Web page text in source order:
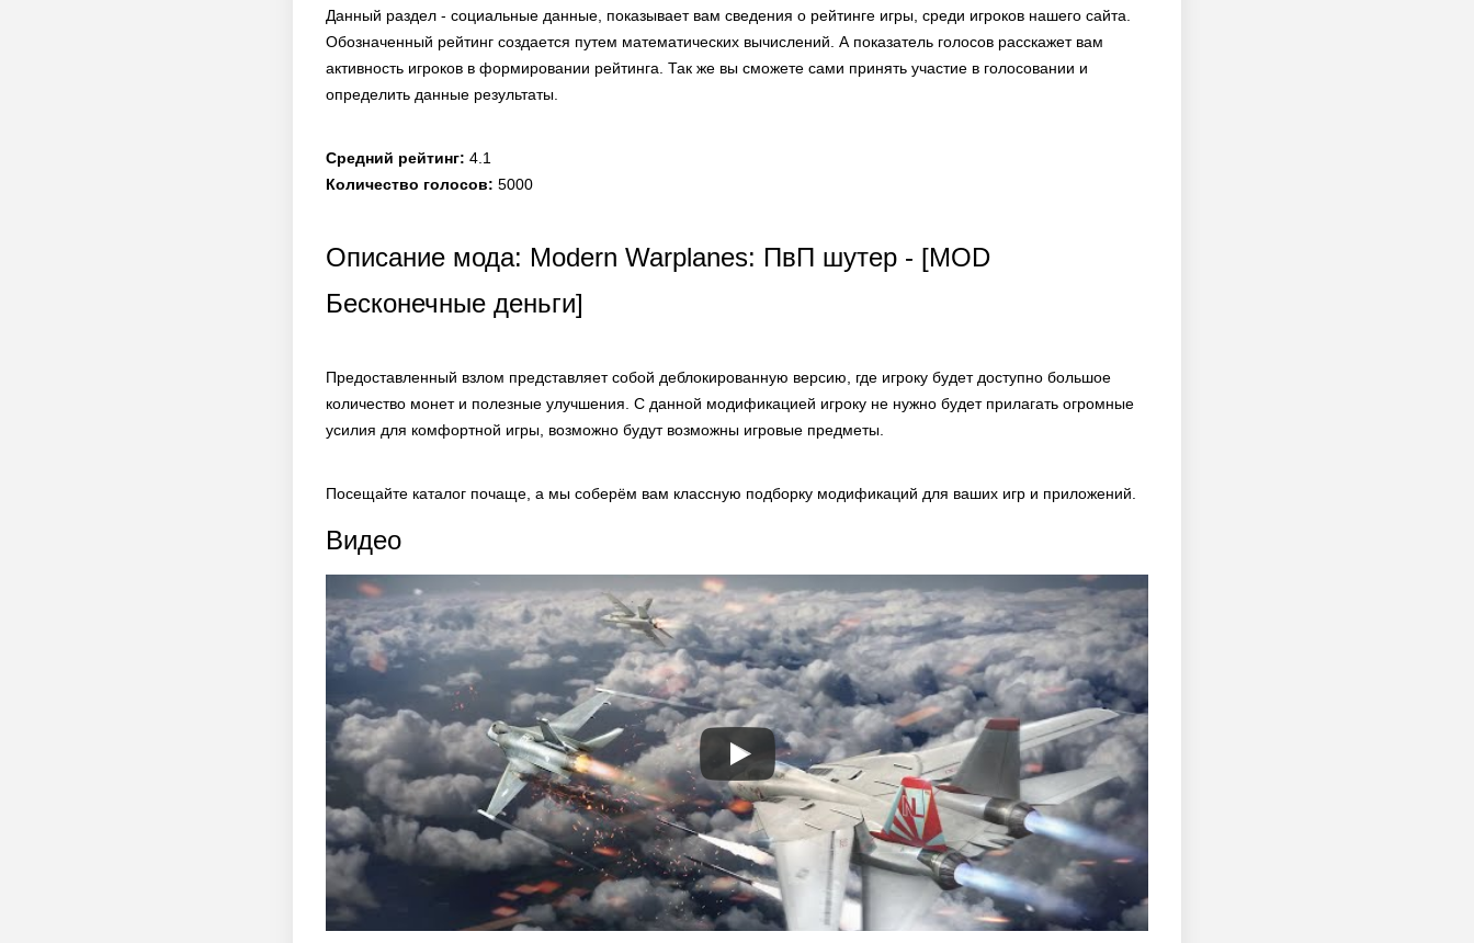
Данный раздел - социальные данные, показывает вам сведения о рейтинге игры, среди игроков нашего сайта.
Обозначенный рейтинг создается путем математических вычислений. А показатель голосов расскажет вам
активность игроков в формировании рейтинга. Так же вы сможете сами принять участие в голосовании и
определить данные результаты.
Средний рейтинг: 4.1
Количество голосов: 5000
Описание мода: Modern Warplanes: ПвП шутер - [MOD
Бесконечные деньги]
Предоставленный взлом представляет собой деблокированную версию, где игроку будет доступно большое
количество монет и полезные улучшения. С данной модификацией игроку не нужно будет прилагать огромные
усилия для комфортной игры, возможно будут возможны игровые предметы.
Посещайте каталог почаще, а мы соберём вам классную подборку модификаций для ваших игр и приложений.
Видео